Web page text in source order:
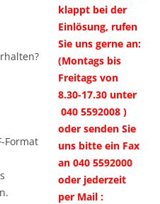
Format
klappt bei der
Einlösung, rufen
Sie uns gerne an:
(Montags bis
Freitags von
8.30-17.30 unter
040 5592008 )
oder senden Sie
uns bitte ein Fax
an 040 5592000
oder jederzeit
per Mail :